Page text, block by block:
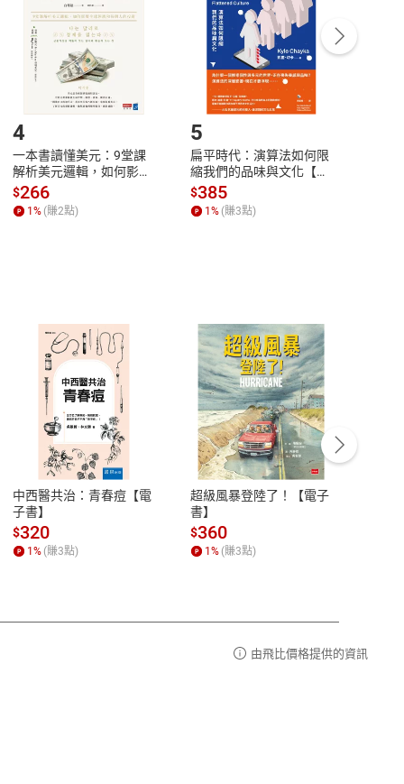
貨。
號，下載書籍後看書
性
參
客服資訊
服務時間：週一到週五 10:00-12:00、
13:00-17:00 (國定假日及例假日休息)
客服電話：0080-1857077
4
一本書讀懂美元：9堂課
解析美元邏輯，如何影響
全球經濟和每個人的投資
【電子書】
$266
1% (賺2點)
5
扁平時代：演算法如何限
縮我們的品味與文化【電
子書】
$385
1% (賺3點)
中西醫共治：青春痘【電
子書】
$320
1% (賺3點)
超級風暴登陸了！【電子
書】
$360
1% (賺3點)
由飛比價格提供的資訊